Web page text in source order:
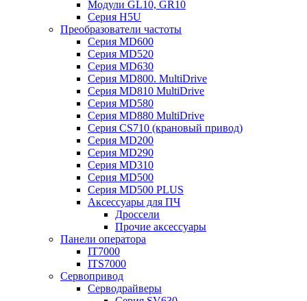
Модули GL10, GR10
Серия H5U
Преобразователи частоты
Серия MD600
Серия MD520
Серия MD630
Серия MD800. MultiDrive
Серия MD810 MultiDrive
Серия MD580
Серия MD880 MultiDrive
Серия CS710 (крановый привод)
Серия MD200
Серия MD290
Серия MD310
Серия MD500
Серия MD500 PLUS
Аксессуары для ПЧ
Дроссели
Прочие аксессуары
Панели оператора
IT7000
ITS7000
Сервопривод
Серводрайверы